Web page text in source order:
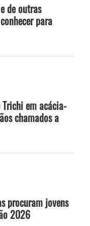
de outras
para
em acácia-
chamados a
procuram jovens
2026